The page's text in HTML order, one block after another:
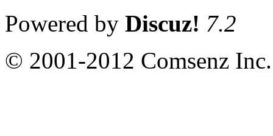
Powered by Discuz! 7.2
© 2001-2012 Comsenz Inc.